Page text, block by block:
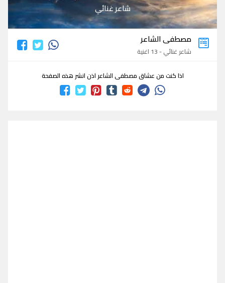
شاعر غنائي
مصطفى الشاعر
شاعر غنائي - 13 اغنية
اذا كنت من عشاق مصطفى الشاعر اذن انشر هذه الصفحة